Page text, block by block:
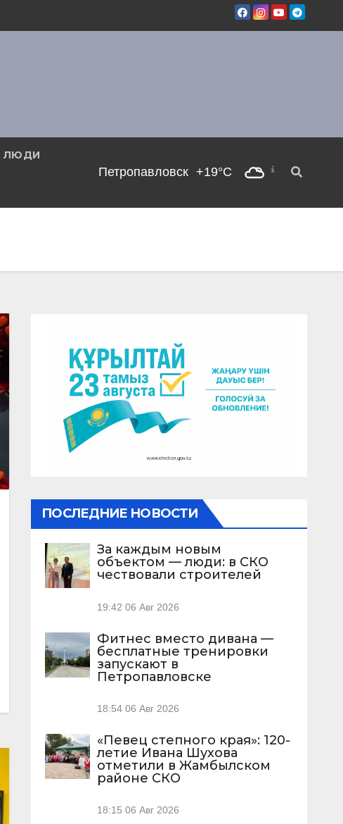
ЛЮДИ
Петропавловск +19°C
ПОСЛЕДНИЕ НОВОСТИ
За каждым новым
объектом — люди: в СКО
чествовали строителей
19:42 06 Авг 2026
Фитнес вместо дивана —
бесплатные тренировки
запускают в
Петропавловске
18:54 06 Авг 2026
«Певец степного края»: 120-
летие Ивана Шухова
отметили в Жамбылском
районе СКО
18:15 06 Авг 2026